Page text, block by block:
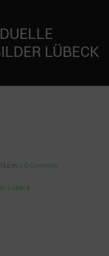
LÜBECK
p.m. / 0 Comments